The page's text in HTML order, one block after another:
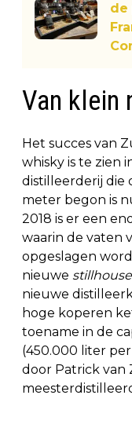
de
Van klein
Het succes van
whisky is te zien
distilleerderij die
meter begon is
2018 is er een
waarin de vaten
opgeslagen
nieuwe stillhouse
nieuwe
hoge koperen
toename in de
(450.000 liter
door Patrick van